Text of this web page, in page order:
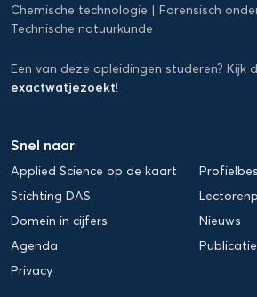
Chemische technologie
Forensisch
Technische natuurkunde
Een van deze opleidingen studeren? Kijk
exactwatjezoekt!
Snel naar
Applied Science op de kaart
Stichting DAS
Domein in cijfers
Nieuws
Agenda
Privacy